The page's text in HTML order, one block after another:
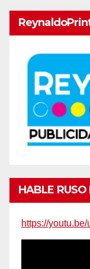
HABLE RUSO
https://youtu.be/